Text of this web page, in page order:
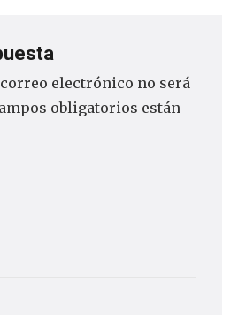
electrónico no será
obligatorios están